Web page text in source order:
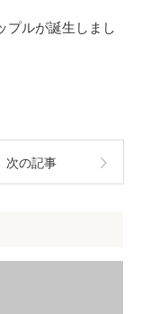
プルが誕生しまし
次の記事